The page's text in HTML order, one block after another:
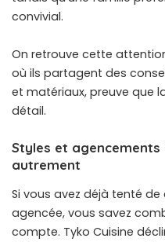
convivial.
On retrouve cette
où ils partagent des
et matériaux, preuve que
détail.
Styles et agencements
autrement
Si vous avez déjà tenté
agencée, vous savez
compte. Tyko Cuisine